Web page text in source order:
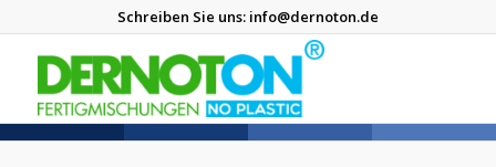
Schreiben Sie uns: info@dernoton.de